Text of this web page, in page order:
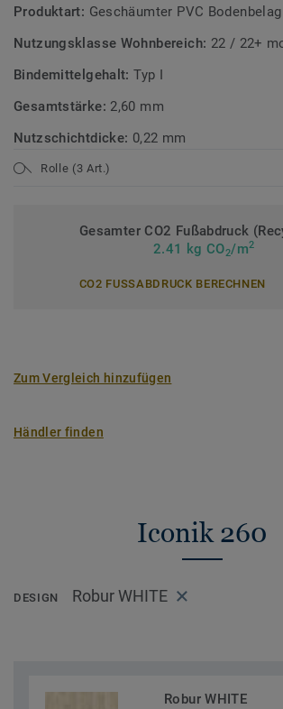
Produktart: Geschäumter PVC Bodenbelag
Nutzungsklasse Wohnbereich: 22 / 22+
Bindemittelgehalt:Typ I
Gesamtstärke: 2,60 mm
Nutzschichtdicke: 0,22 mm
Rolle (3 Art.)
Gesamter CO2 Fußabdruck
2.41 kg CO2/m2
CO2 FUSSABDRUCK BERECHNEN
Zum Vergleich hinzufügen
Händler finden
Iconik 260
DESIGN Robur WHITE
Robur WHITE